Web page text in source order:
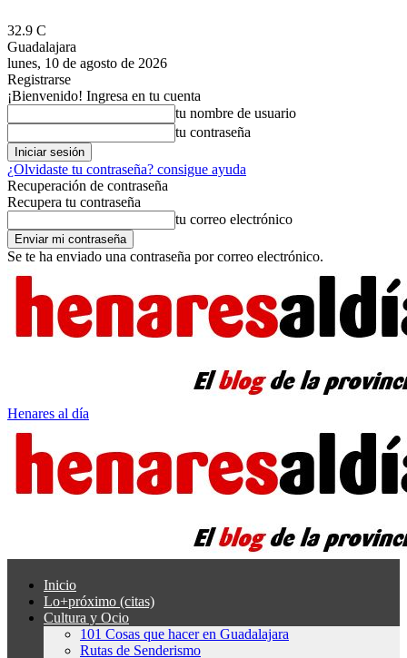
32.9 C
Guadalajara
lunes, 10 de agosto de 2026
Registrarse
¡Bienvenido! Ingresa en tu cuenta
tu nombre de usuario
tu contraseña
¿Olvidaste tu contraseña? consigue ayuda
Recuperación de contraseña
Recupera tu contraseña
tu correo electrónico
Se te ha enviado una contraseña por correo electrónico.
Henares al día
Inicio
Lo+próximo (citas)
Cultura y Ocio
101 Cosas que hacer en Guadalajara
Rutas de Senderismo